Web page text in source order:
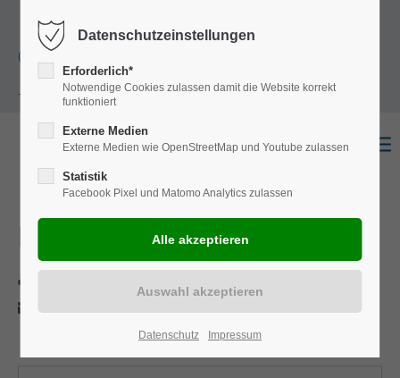
+49
(0)251 322 631
- 0
Daily
Datenschutzeinstellungen
Erforderlich*
Notwendige Cookies zulassen damit die Website korrekt
funktioniert
Externe Medien
Externe Medien wie OpenStreetMap und Youtube zulassen
Statistik
Facebook Pixel und Matomo Analytics zulassen
Datenschutz Impressum